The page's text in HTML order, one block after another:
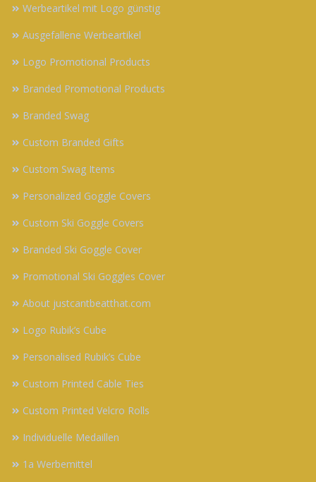
Werbeartikel mit Logo günstig
Ausgefallene Werbeartikel
Logo Promotional Products
Branded Promotional Products
Branded Swag
Custom Branded Gifts
Custom Swag Items
Personalized Goggle Covers
Custom Ski Goggle Covers
Branded Ski Goggle Cover
Promotional Ski Goggles Cover
About justcantbeatthat.com
Logo Rubik’s Cube
Personalised Rubik’s Cube
Custom Printed Cable Ties
Custom Printed Velcro Rolls
Individuelle Medaillen
1a Werbemittel